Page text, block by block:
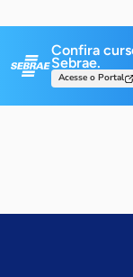
Confira
Sebrae.
Acesse o Portal